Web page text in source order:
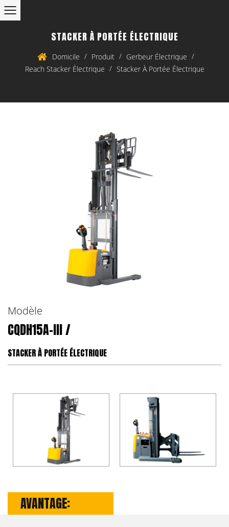
STACKER À PORTÉE ÉLECTRIQUE
Domicile / Produit / Gerbeur Électrique /
Reach Stacker Électrique / Stacker À Portée Électrique
Modèle
CQDH15A-III /
STACKER À PORTÉE ÉLECTRIQUE
AVANTAGE: